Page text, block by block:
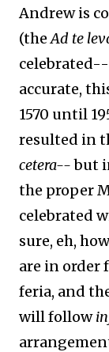
Andrew is
(theAd te
accurate,
1570 until
resulted in
cetera--but
the proper
celebrated
sure, eh,
are in order
feria, and
will follow